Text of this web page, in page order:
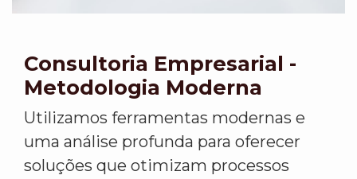
Consultoria Empresarial -
Metodologia Moderna
Utilizamos ferramentas modernas e
uma análise profunda para oferecer
soluções que otimizam processos